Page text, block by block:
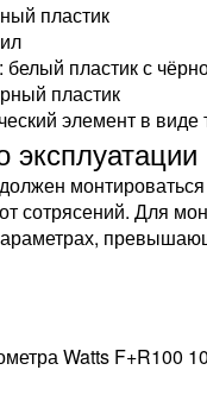
пластик
пластик с
пластик
элемент в виде
эксплуатации
сотрясений. Для